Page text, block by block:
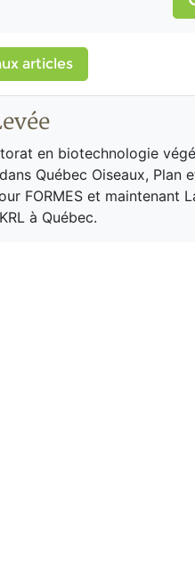
articles
en biotechnologie
Québec Oiseaux, Plan
FORMES et maintenant
à Québec.